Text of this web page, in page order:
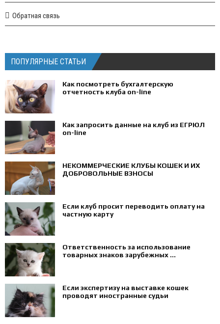
Обратная связь
ПОПУЛЯРНЫЕ СТАТЬИ
Как посмотреть бухгалтерскую
отчетность клуба on-line
Как запросить данные на клуб из ЕГРЮЛ
on-line
НЕКОММЕРЧЕСКИЕ КЛУБЫ КОШЕК И ИХ
ДОБРОВОЛЬНЫЕ ВЗНОСЫ
Если клуб просит переводить оплату на
частную карту
Ответственность за использование
товарных знаков зарубежных ...
Если экспертизу на выставке кошек
проводят иностранные судьи